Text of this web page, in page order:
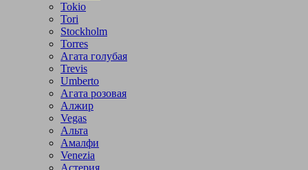
Tokio
Tori
Stockholm
Torres
Агата голубая
Trevis
Umberto
Агата розовая
Алжир
Vegas
Альта
Амалфи
Venezia
Астерия